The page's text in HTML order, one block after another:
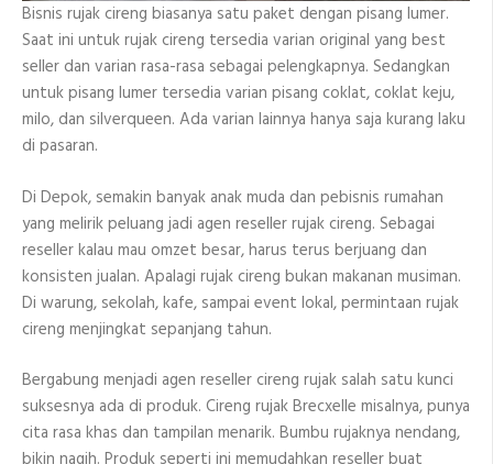
Bisnis rujak cireng biasanya satu paket dengan pisang lumer.
Saat ini untuk rujak cireng tersedia varian original yang best
seller dan varian rasa-rasa sebagai pelengkapnya. Sedangkan
untuk pisang lumer tersedia varian pisang coklat, coklat keju,
milo, dan silverqueen. Ada varian lainnya hanya saja kurang laku
di pasaran.
Di Depok, semakin banyak anak muda dan pebisnis rumahan
yang melirik peluang jadi agen reseller rujak cireng. Sebagai
reseller kalau mau omzet besar, harus terus berjuang dan
konsisten jualan. Apalagi rujak cireng bukan makanan musiman.
Di warung, sekolah, kafe, sampai event lokal, permintaan rujak
cireng menjingkat sepanjang tahun.
Bergabung menjadi agen reseller cireng rujak salah satu kunci
suksesnya ada di produk. Cireng rujak Brecxelle misalnya, punya
cita rasa khas dan tampilan menarik. Bumbu rujaknya nendang,